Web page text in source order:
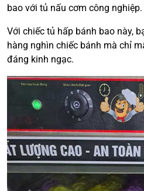
bao với tủ nấu cơm công nghiệp.
Với chiếc tủ hấp bánh bao này,
hàng nghìn chiếc bánh mà chỉ
đáng kinh ngạc.